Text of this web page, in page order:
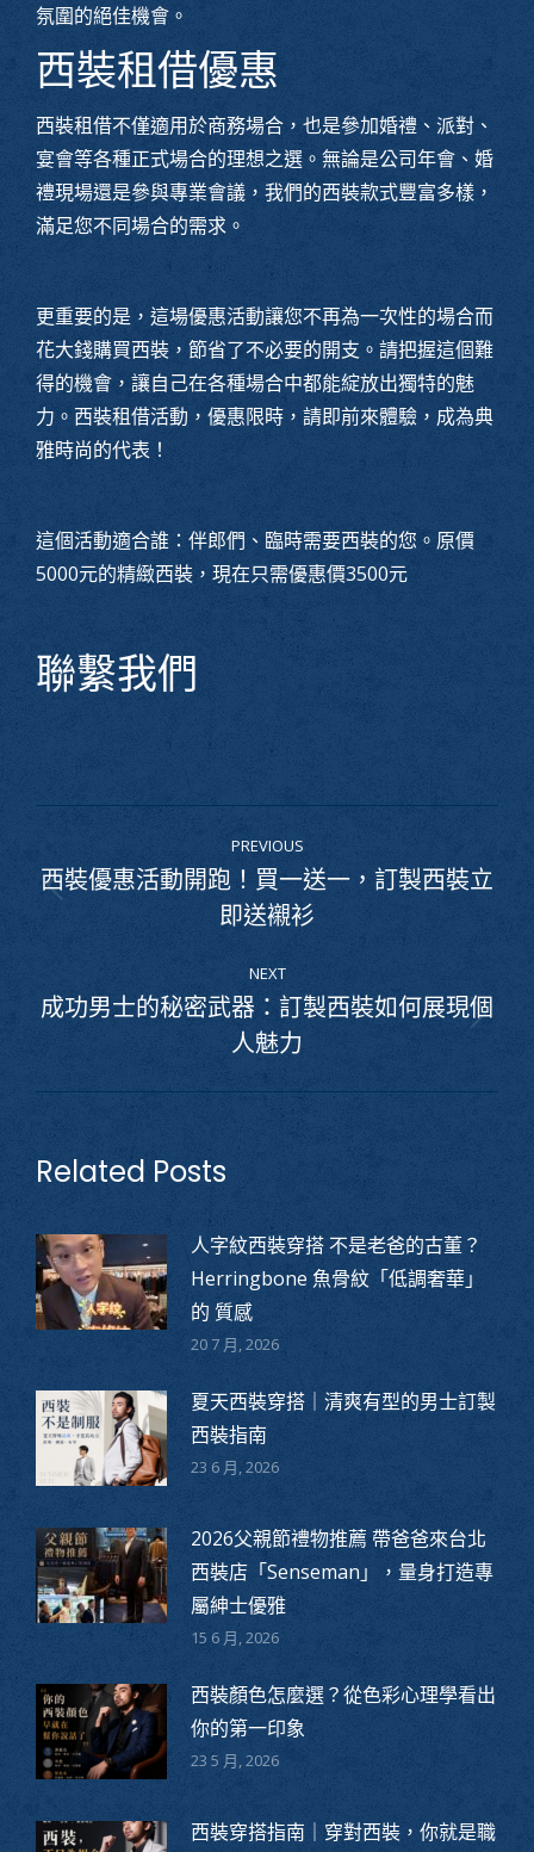
氛圍的絕佳機會。
西裝租借優惠
西裝租借不僅適用於商務場合，也是參加婚禮、派對、
宴會等各種正式場合的理想之選。無論是公司年會、婚
禮現場還是參與專業會議，我們的西裝款式豐富多樣，
滿足您不同場合的需求。
更重要的是，這場優惠活動讓您不再為一次性的場合而
花大錢購買西裝，節省了不必要的開支。請把握這個難
得的機會，讓自己在各種場合中都能綻放出獨特的魅
力。西裝租借活動，優惠限時，請即前來體驗，成為典
雅時尚的代表！
這個活動適合誰：伴郎們、臨時需要西裝的您。原價
5000元的精緻西裝，現在只需優惠價3500元
聯繫我們
NAVIGATION
PREVIOUS
Previous
post:
西裝優惠活動開跑！買一送一，訂製西裝立
即送襯衫
NEXT
Next
post:
成功男士的秘密武器：訂製西裝如何展現個
人魅力
Related Posts
人字紋西裝穿搭 不是老爸的古董？
Herringbone 魚骨紋「低調奢華」
的 質感
20 7 月, 2026
夏天西裝穿搭｜清爽有型的男士訂製
西裝指南
23 6 月, 2026
2026父親節禮物推薦 帶爸爸來台北
西裝店「Senseman」，量身打造專
屬紳士優雅
15 6 月, 2026
西裝顏色怎麼選？從色彩心理學看出
你的第一印象
23 5 月, 2026
西裝穿搭指南｜穿對西裝，你就是職